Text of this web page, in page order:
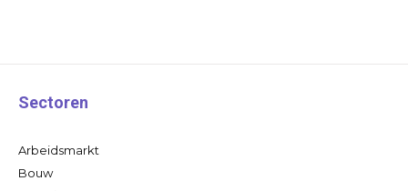
Sectoren
Arbeidsmarkt
Bouw